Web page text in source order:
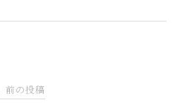
前の投稿